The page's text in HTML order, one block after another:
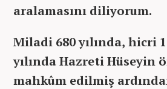
aralamasını diliyorum.
Miladi 680 yılında, hicri
yılında Hazreti Hüseyin
mahkûm edilmiş